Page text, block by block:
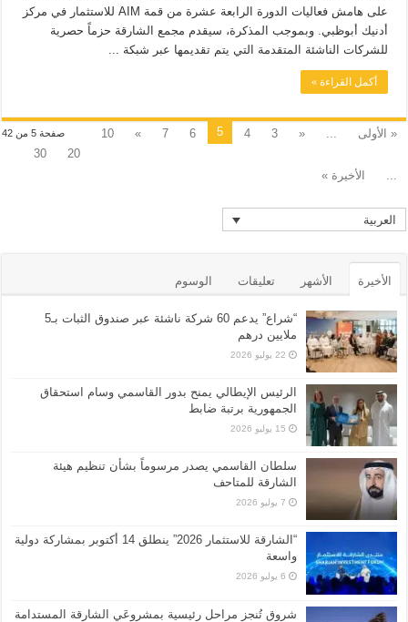
على هامش فعاليات الدورة الرابعة عشرة من قمة AIM للاستثمار في مركز
أدنيك أبوظبي. وبموجب المذكرة، سيقدم مجمع الشارقة حزماً حصرية
للشركات الناشئة المتقدمة التي يتم تقديمها عبر شبكة ...
أكمل القراءة »
صفحة 5 من 42 « الأولى «
3
4
5
6
7
»
10
20
30
الأخيرة »
العربية
الأخيرة الأشهر تعليقات الوسوم
“شراع” يدعم 60 شركة ناشئة عبر صندوق الثبات بـ5
ملايين درهم
22 يوليو 2026
الرئيس الإيطالي يمنح بدور القاسمي وسام استحقاق
الجمهورية برتبة ضابط
15 يوليو 2026
سلطان القاسمي يصدر مرسوماً بشأن تنظيم هيئة
الشارقة للمتاحف
7 يوليو 2026
“الشارقة للاستثمار 2026” ينطلق 14 أكتوبر بمشاركة دولية
واسعة
6 يوليو 2026
شروق تُنجز مراحل رئيسية بمشروعَي الشارقة المستدامة